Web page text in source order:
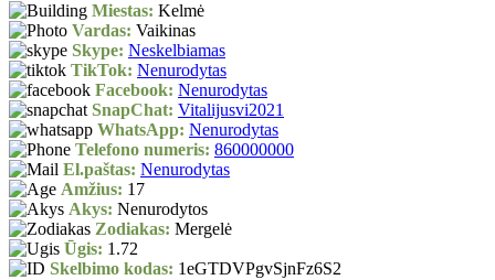
Miestas: Kelmė
Vardas: Vaikinas
Skype: Neskelbiamas
TikTok: Nenurodytas
Facebook: Nenurodytas
SnapChat: Vitalijusvi2021
WhatsApp: Nenurodytas
Telefono numeris: 860000000
El.paštas: Nenurodytas
Amžius: 17
Akys: Nenurodytos
Zodiakas: Mergelė
Ūgis: 1.72
Skelbimo kodas: 1eGTDVPgvSjnFz6S2